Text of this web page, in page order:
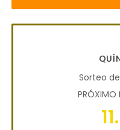
Sorteo
PRÓXIMO